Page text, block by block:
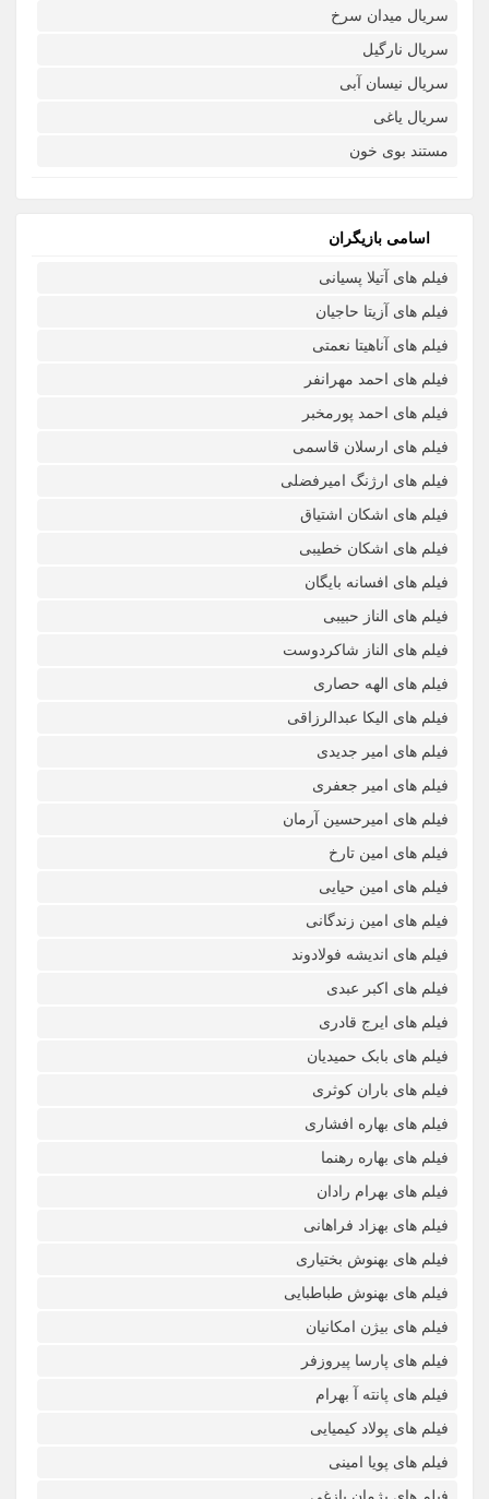
سریال میدان سرخ
سریال نارگیل
سریال نیسان آبی
سریال یاغی
مستند بوی خون
اسامی بازیگران
فیلم های آتیلا پسیانی
فیلم های آزیتا حاجیان
فیلم های آناهیتا نعمتی
فیلم های احمد مهرانفر
فیلم های احمد پورمخبر
فیلم های ارسلان قاسمی
فیلم های ارژنگ امیرفضلی
فیلم های اشکان اشتیاق
فیلم های اشکان خطیبی
فیلم های افسانه بایگان
فیلم های الناز حبیبی
فیلم های الناز شاکردوست
فیلم های الهه حصاری
فیلم های الیکا عبدالرزاقی
فیلم های امیر جدیدی
فیلم های امیر جعفری
فیلم های امیرحسین آرمان
فیلم های امین تارخ
فیلم های امین حیایی
فیلم های امین زندگانی
فیلم های اندیشه فولادوند
فیلم های اکبر عبدی
فیلم های ایرج قادری
فیلم های بابک حمیدیان
فیلم های باران کوثری
فیلم های بهاره افشاری
فیلم های بهاره رهنما
فیلم های بهرام رادان
فیلم های بهزاد فراهانی
فیلم های بهنوش بختیاری
فیلم های بهنوش طباطبایی
فیلم های بیژن امکانیان
فیلم های پارسا پیروزفر
فیلم های پانته آ بهرام
فیلم های پولاد کیمیایی
فیلم های پویا امینی
فیلم های پژمان بازغی